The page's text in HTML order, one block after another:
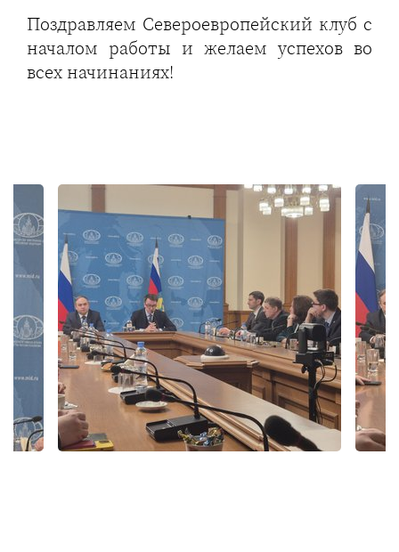
Поздравляем Североевропейский клуб с
началом работы и желаем успехов во
всех начинаниях!